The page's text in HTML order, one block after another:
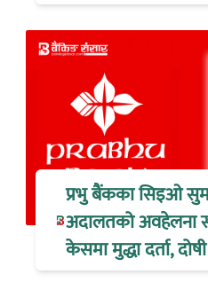
प्रभु बैंकका सिइओ
अदालतको अवहेलना
केसमा मुद्धा दर्ता,